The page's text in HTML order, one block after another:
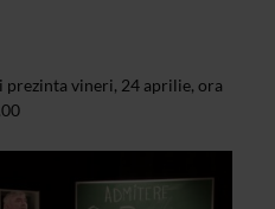
prezinta vineri, 24 aprilie, ora